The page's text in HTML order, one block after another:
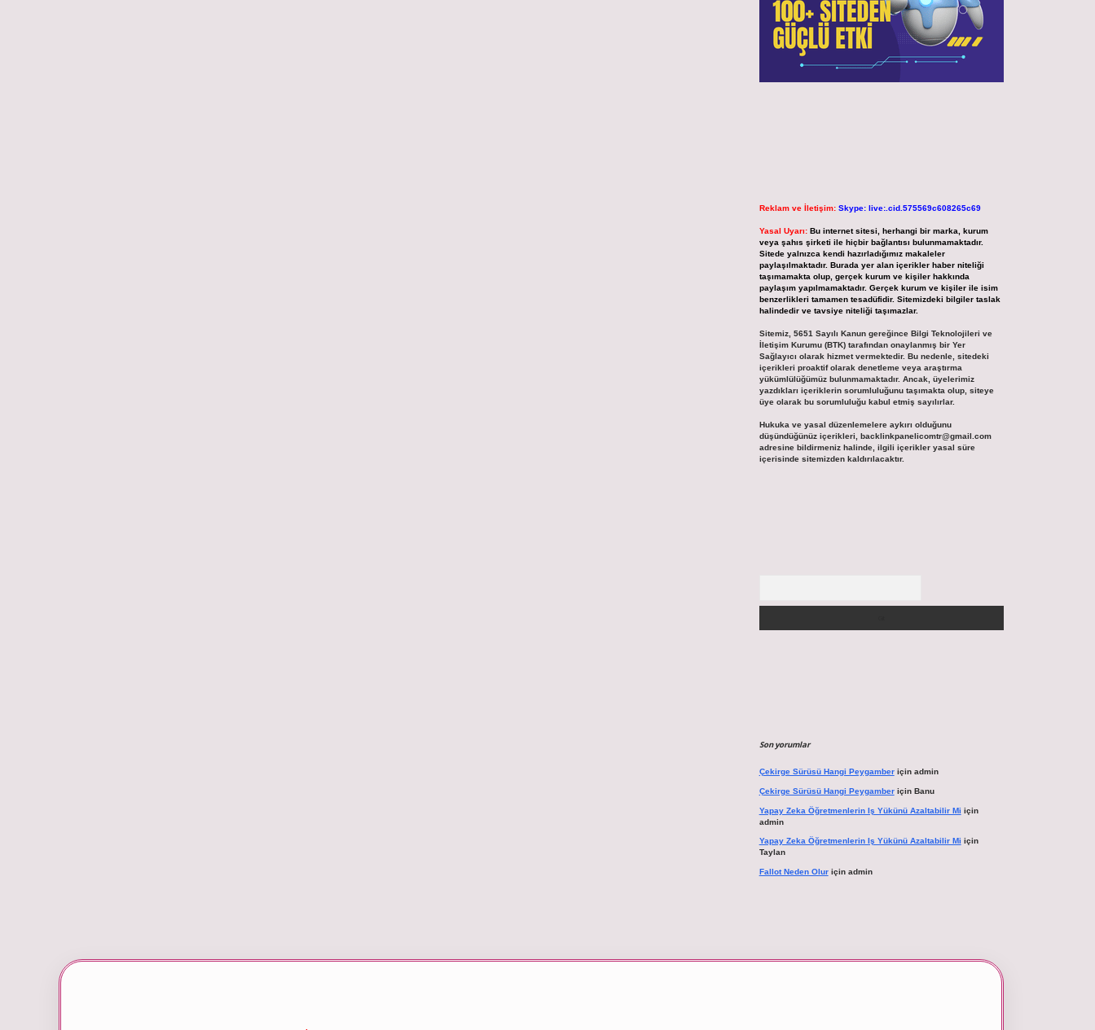
Reklam ve İletişim: Skype: live:.cid.575569c608265c69
Yasal Uyarı: Bu internet sitesi, herhangi bir marka, kurum
veya şahıs şirketi ile hiçbir bağlantısı bulunmamaktadır.
Sitede yalnızca kendi hazırladığımız makaleler
paylaşılmaktadır. Burada yer alan içerikler haber niteliği
taşımamakta olup, gerçek kurum ve kişiler hakkında
paylaşım yapılmamaktadır. Gerçek kurum ve kişiler ile isim
benzerlikleri tamamen tesadüfidir. Sitemizdeki bilgiler taslak
halindedir ve tavsiye niteliği taşımazlar.
Sitemiz, 5651 Sayılı Kanun gereğince Bilgi Teknolojileri ve
İletişim Kurumu (BTK) tarafından onaylanmış bir Yer
Sağlayıcı olarak hizmet vermektedir. Bu nedenle, sitedeki
içerikleri proaktif olarak denetleme veya araştırma
yükümlülüğümüz bulunmamaktadır. Ancak, üyelerimiz
yazdıkları içeriklerin sorumluluğunu taşımakta olup, siteye
üye olarak bu sorumluluğu kabul etmiş sayılırlar.
Hukuka ve yasal düzenlemelere aykırı olduğunu
düşündüğünüz içerikleri, backlinkpanelicomtr@gmail.com
adresine bildirmeniz halinde, ilgili içerikler yasal süre
içerisinde sitemizden kaldırılacaktır.
Son yorumlar
Çekirge Sürüsü Hangi Peygamberiçin admin
Çekirge Sürüsü Hangi Peygamberiçin Banu
Yapay Zeka Öğretmenlerin Iş Yükünü Azaltabilir Mi için
admin
Yapay Zeka Öğretmenlerin Iş Yükünü Azaltabilir Mi için
Taylan
Fallot Neden Oluriçin admin